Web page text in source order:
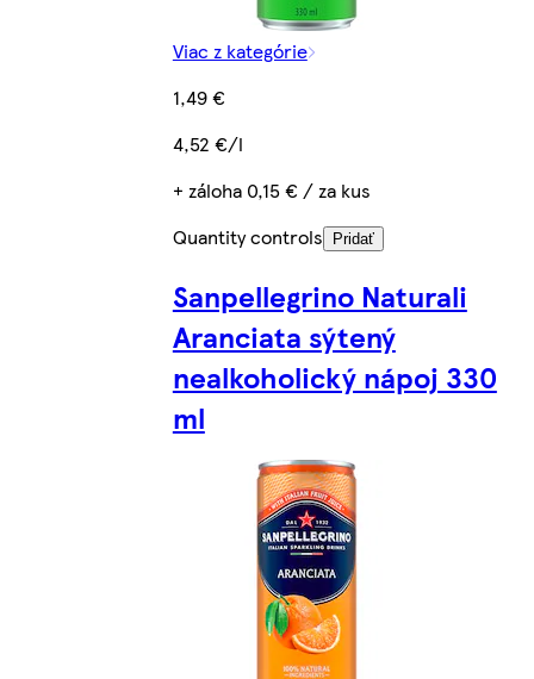
Viac z kategórie
1,49 €
4,52 €/l
+ záloha 0,15 € / za kus
Quantity controls
Pridať
Sanpellegrino Naturali
Aranciata sýtený
nealkoholický nápoj 330
ml